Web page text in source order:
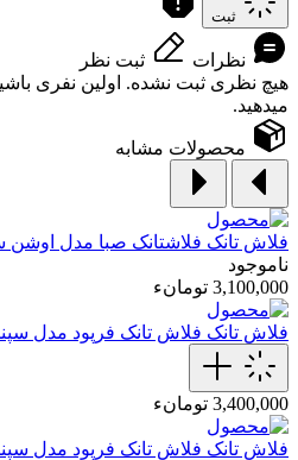
ثبت
نظرات
ثبت نظر
هیچ نظری ثبت نشده. اولین نفری
میدهید.
محصولات مشابه
فلاش تانک فلاشتانک صبا مدل اوشن
ناموجود
3,100,000 تومانء
فلاش تانک فلاش تانک فرپود مدل
3,400,000 تومانء
فلاش تانک فلاش تانک فرپود مدل